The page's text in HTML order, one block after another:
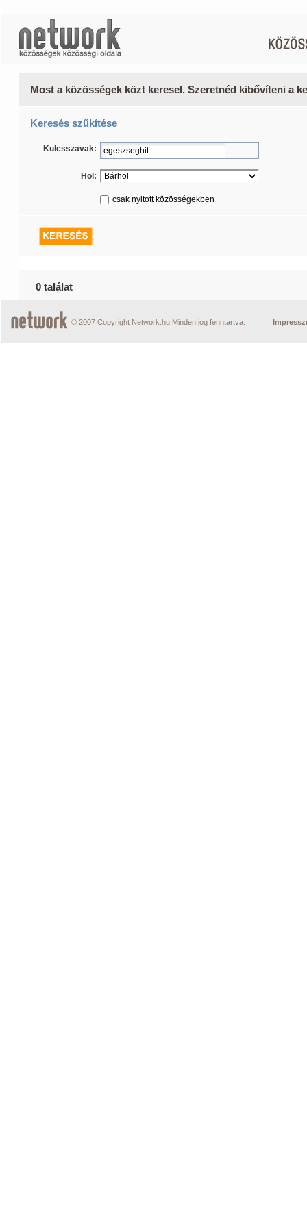
Most a közösségek közt keresel. Szeretnéd kibővíteni a
Keresés szűkítése
Kulcsszavak:
Hol:
csak nyitott közösségekben
0 találat
© 2007 Copyright Network.hu Minden jog fenntartva.